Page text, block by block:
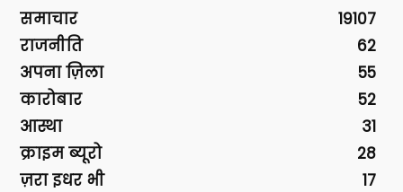
समाचार
19107
राजनीति
62
अपना ज़िला
55
कारोबार
52
आस्था
31
क्राइम ब्यूरो
28
ज़रा इधर भी
17